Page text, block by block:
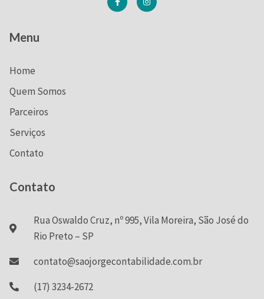
Menu
Home
Quem Somos
Parceiros
Serviços
Contato
Contato
Rua Oswaldo Cruz, nº 995, Vila Moreira, São José do
Rio Preto – SP
contato@saojorgecontabilidade.com.br
(17) 3234-2672